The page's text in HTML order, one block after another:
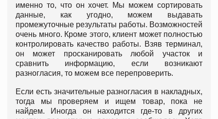
именно то, что он хочет. Мы можем сортировать
данные, как угодно, можем выдавать
промежуточные результаты работы. Возможностей
очень много. Кроме этого, клиент может полностью
контролировать качество работы. Взяв терминал,
он может просканировать любой участок и
сравнить информацию, если возникают
разногласия, то можем все перепроверить.
Если есть значительные разногласия в накладных,
тогда мы проверяем и ищем товар, пока не
найдем. Иногда он находится где-то в других